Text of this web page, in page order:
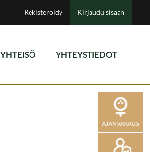
Rekisteröidy Kirjaudu sisään
YHTEISÖ YHTEYSTIEDOT